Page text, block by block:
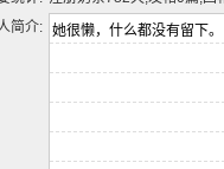
简介: